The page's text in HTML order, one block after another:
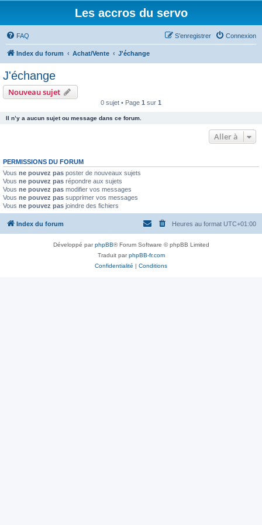
Les accros du servo
FAQ Connexion
S’enregistrer
Index du forum Achat/Vente J'échange
J'échange
Nouveau sujet
0 sujet • Page 1 sur 1
Il n’y a aucun sujet ou message dans ce forum.
Aller à
PERMISSIONS DU FORUM
Vous ne pouvez pas poster de nouveaux sujets
Vous ne pouvez pas répondre aux sujets
Vous ne pouvez pas modifier vos messages
Vous ne pouvez pas supprimer vos messages
Vous ne pouvez pas joindre des fichiers
Index du forum Heures au format UTC+01:00
Développé parphpBB® Forum Software © phpBB Limited
Traduit parphpBB-fr.com
Confidentialité | Conditions